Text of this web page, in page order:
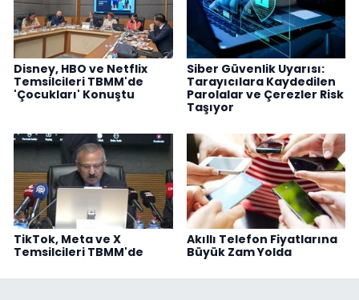
Disney, HBO ve Netflix
Temsilcileri TBMM'de
'Çocukları' Konuştu
Siber Güvenlik Uyarısı:
Tarayıcılara Kaydedilen
Parolalar ve Çerezler Risk
Taşıyor
TikTok, Meta ve X
Temsilcileri TBMM'de
Akıllı Telefon Fiyatlarına
Büyük Zam Yolda